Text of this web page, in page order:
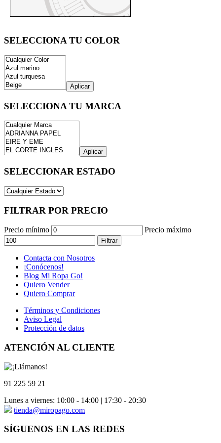
SELECCIONA TU COLOR
Aplicar
SELECCIONA TU MARCA
Aplicar
SELECCIONAR ESTADO
FILTRAR POR PRECIO
Precio mínimo Precio máximo
Filtrar
Contacta con Nosotros
¡Conócenos!
Blog Mi Ropa Go!
Quiero Vender
Quiero Comprar
Términos y Condiciones
Aviso Legal
Protección de datos
ATENCIÓN AL CLIENTE
91 225 59 21
Lunes a viernes: 10:00 - 14:00 | 17:30 - 20:30
tienda@miropago.com
SÍGUENOS EN LAS REDES